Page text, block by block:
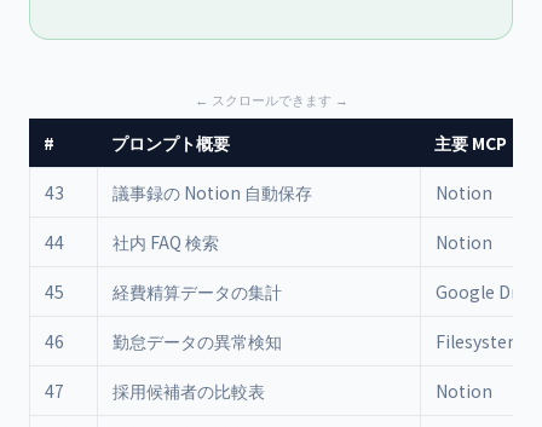
# プロンプト概要 主要 MCP
43 議事録の Notion 自動保存 Notion
44 社内 FAQ 検索 Notion
45 経費精算データの集計 Google Drive
46 勤怠データの異常検知 Filesystem
47 採用候補者の比較表 Notion